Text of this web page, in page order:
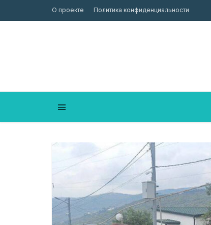
О проекте Политика конфиденциальности